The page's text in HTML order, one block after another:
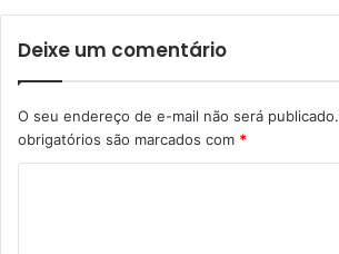
Deixe um comentário
O seu endereço de e-mail não será publicado.
obrigatórios são marcados com *